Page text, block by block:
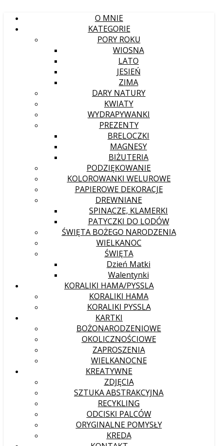
O MNIE
KATEGORIE
PORY ROKU
WIOSNA
LATO
JESIEŃ
ZIMA
DARY NATURY
KWIATY
WYDRAPYWANKI
PREZENTY
BRELOCZKI
MAGNESY
BIŻUTERIA
PODZIĘKOWANIE
KOLOROWANKI WELUROWE
PAPIEROWE DEKORACJE
DREWNIANE
SPINACZE, KLAMERKI
PATYCZKI DO LODÓW
ŚWIĘTA BOŻEGO NARODZENIA
WIELKANOC
ŚWIĘTA
Dzień Matki
Walentynki
KORALIKI HAMA/PYSSLA
KORALIKI HAMA
KORALIKI PYSSLA
KARTKI
BOŻONARODZENIOWE
OKOLICZNOŚCIOWE
ZAPROSZENIA
WIELKANOCNE
KREATYWNE
ZDJĘCIA
SZTUKA ABSTRAKCYJNA
RECYKLING
ODCISKI PALCÓW
ORYGINALNE POMYSŁY
KREDA